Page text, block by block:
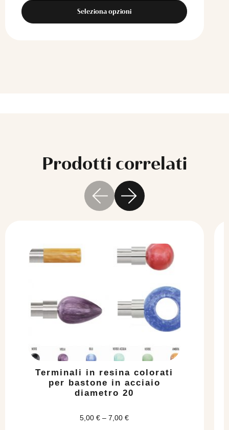
Seleziona opzioni
Prodotti correlati
Terminali in resina colorati
per bastone in acciaio
diametro 20
5,00€ –7,00€
prodotto
ha
opzioni
possono
nella
pagina